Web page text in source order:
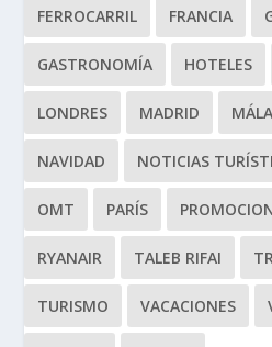
FERROCARRIL FRANCIA
GASTRONOMÍA HOTELES
LONDRES MADRID
NAVIDAD NOTICIAS
OMT PARÍS
RYANAIR TALEB RIFAI
TURISMO VACACIONES